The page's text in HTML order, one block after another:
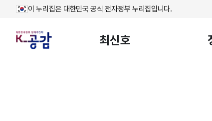
이 누리집은 대한민국 공식 전자정부 누리집입니다.
최신호